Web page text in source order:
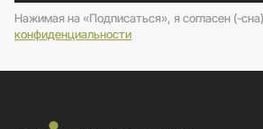
Нажимая на «Подписаться», я согласен (-
конфиденциальности